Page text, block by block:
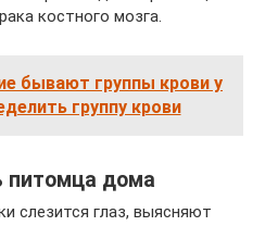
костного мозга.
бывают группы крови у
группу крови
питомца дома
слезится глаз, выясняют